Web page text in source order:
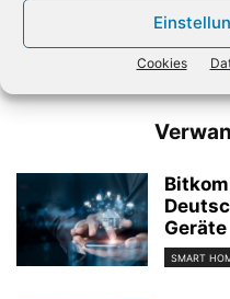
Cookies
Neues aus der IFA-Küche:
Schweinebraten
Geräte
SMART